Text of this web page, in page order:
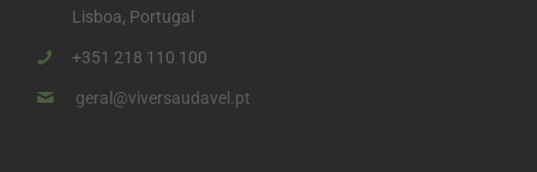
Lisboa, Portugal
+351 218 110 100
geral@viversaudavel.pt